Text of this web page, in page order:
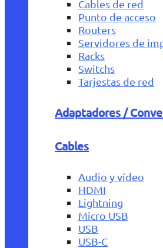
Cables de red
Punto de acceso
Routers
Servidores de
Racks
Switchs
Tarjestas de red
Adaptadores /
Cables
Audio y vídeo
HDMI
Lightning
Micro USB
USB
USB-C